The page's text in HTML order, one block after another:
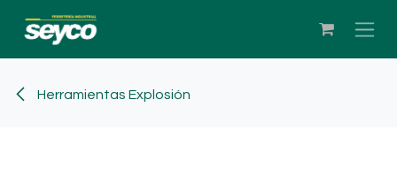
Ir al contenido
Herramientas Explosión